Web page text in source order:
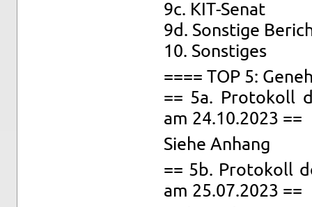
9c. KIT-Se­nat
9d. Sons­ti­ge
10. Sons­ti­ges
==== TOP 5:
== 5a. Pro­to­koll
am 24.10.2023 ==
Siehe An­hang
== 5b. Pro­to­koll
am 25.07.2023 ==